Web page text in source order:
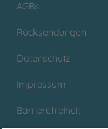
AGBs
Rücksendungen
Datenschutz
Impressum
Barrierefreiheit